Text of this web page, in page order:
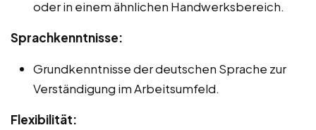
oder in einem ähnlichen Handwerksbereich.
Sprachkenntnisse:
Grundkenntnisse der deutschen Sprache zur
Verständigung im Arbeitsumfeld.
Flexibilität: